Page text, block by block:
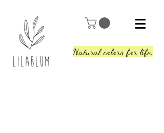
Natural colors for life.